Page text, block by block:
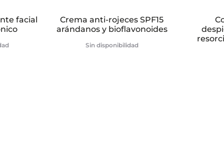
facial
Crema anti-rojeces SPF15
arándanos y bioflavonoides
Sin disponibilidad